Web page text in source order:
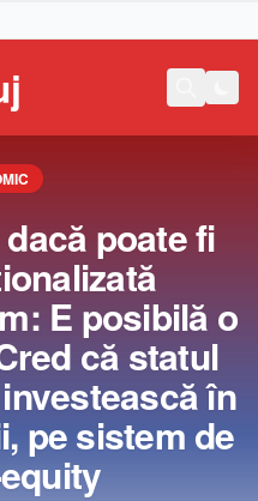
poate fi
E posibilă o
că statul
în
pe sistem de